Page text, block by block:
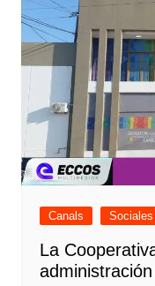
Canals Sociales
La